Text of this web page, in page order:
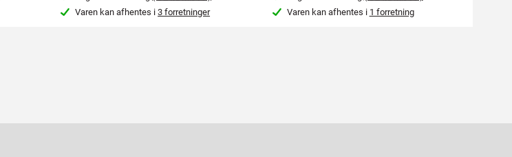
Varen kan afhentes i3 forretninger
Varen kan afhentes i 1 forretning